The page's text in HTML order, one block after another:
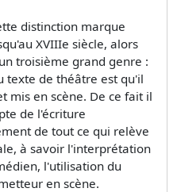
distinction marque
XVIIIe siècle, alors
troisième grand genre :
texte de théâtre est qu'il
mis en scène. De ce fait il
de l'écriture
de tout ce qui relève
à savoir l'interprétation
l'utilisation du
en scène.